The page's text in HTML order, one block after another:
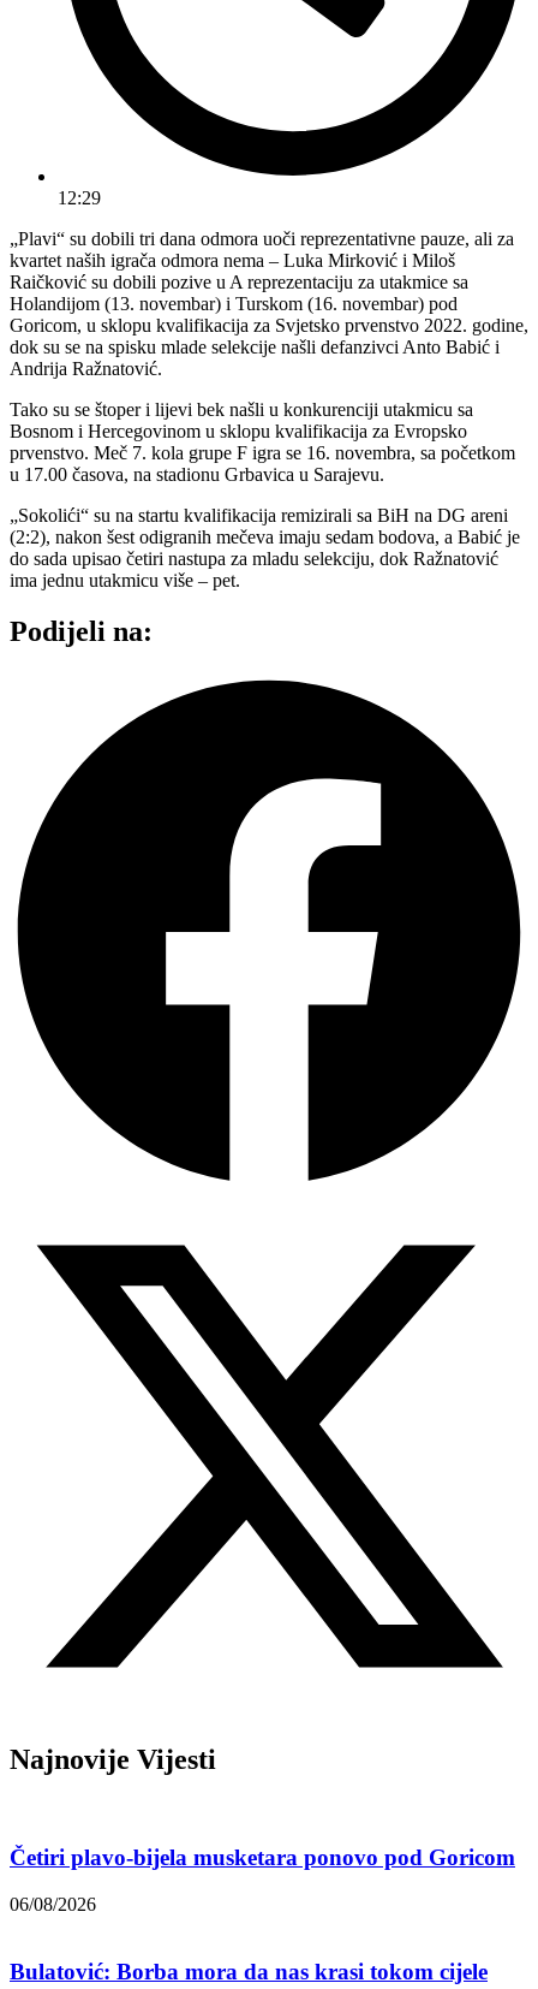
12:29
„Plavi“ su dobili tri dana odmora uoči reprezentativne pauze, ali za
kvartet naših igrača odmora nema – Luka Mirković i Miloš
Raičković su dobili pozive u A reprezentaciju za utakmice sa
Holandijom (13. novembar) i Turskom (16. novembar) pod
Goricom, u sklopu kvalifikacija za Svjetsko prvenstvo 2022. godine,
dok su se na spisku mlade selekcije našli defanzivci Anto Babić i
Andrija Ražnatović.
Tako su se štoper i lijevi bek našli u konkurenciji utakmicu sa
Bosnom i Hercegovinom u sklopu kvalifikacija za Evropsko
prvenstvo. Meč 7. kola grupe F igra se 16. novembra, sa početkom
u 17.00 časova, na stadionu Grbavica u Sarajevu.
„Sokolići“ su na startu kvalifikacija remizirali sa BiH na DG areni
(2:2), nakon šest odigranih mečeva imaju sedam bodova, a Babić je
do sada upisao četiri nastupa za mladu selekciju, dok Ražnatović
ima jednu utakmicu više – pet.
Podijeli na:
Najnovije Vijesti
Četiri plavo-bijela musketara ponovo pod Goricom
06/08/2026
Bulatović: Borba mora da nas krasi tokom cijele